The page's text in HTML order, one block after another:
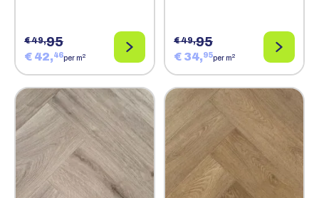
€ 49,95
€ 42,46per m2
€ 49,95
€ 34,95per m2